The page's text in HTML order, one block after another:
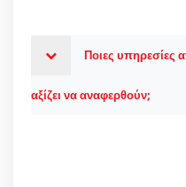
Ποιες
αξίζει να αναφερθούν;